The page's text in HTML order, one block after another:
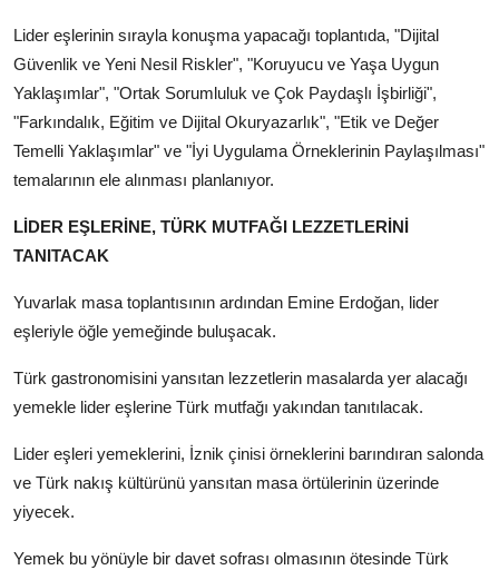
Lider eşlerinin sırayla konuşma yapacağı toplantıda, "Dijital
Güvenlik ve Yeni Nesil Riskler", "Koruyucu ve Yaşa Uygun
Yaklaşımlar", "Ortak Sorumluluk ve Çok Paydaşlı İşbirliği",
"Farkındalık, Eğitim ve Dijital Okuryazarlık", "Etik ve Değer
Temelli Yaklaşımlar" ve "İyi Uygulama Örneklerinin Paylaşılması"
temalarının ele alınması planlanıyor.
LİDER EŞLERİNE, TÜRK MUTFAĞI LEZZETLERİNİ
TANITACAK
Yuvarlak masa toplantısının ardından Emine Erdoğan, lider
eşleriyle öğle yemeğinde buluşacak.
Türk gastronomisini yansıtan lezzetlerin masalarda yer alacağı
yemekle lider eşlerine Türk mutfağı yakından tanıtılacak.
Lider eşleri yemeklerini, İznik çinisi örneklerini barındıran salonda
ve Türk nakış kültürünü yansıtan masa örtülerinin üzerinde
yiyecek.
Yemek bu yönüyle bir davet sofrası olmasının ötesinde Türk